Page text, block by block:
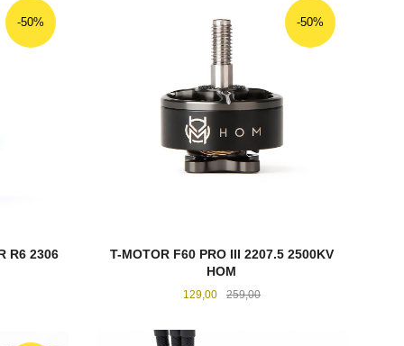
R6 2306
-50%
T-MOTOR F60 PRO III 2207.5 2500KV
HOM
Tilbud
129,00 259,00Rabatt
-50%